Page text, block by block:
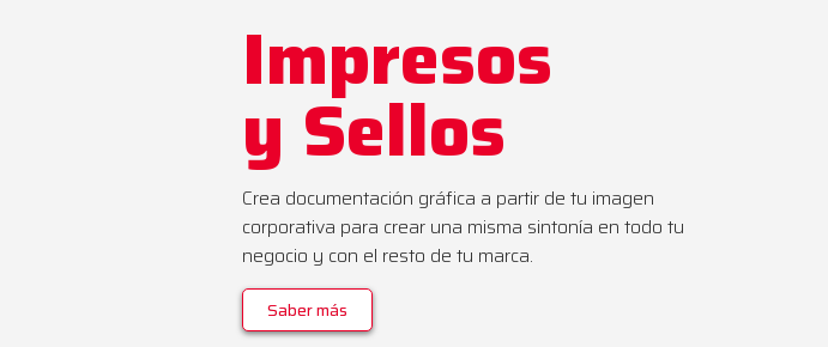
Impresos
y Sellos
Crea documentación gráfica a partir de tu imagen
corporativa para crear una misma sintonía en todo tu
negocio y con el resto de tu marca.
Saber más